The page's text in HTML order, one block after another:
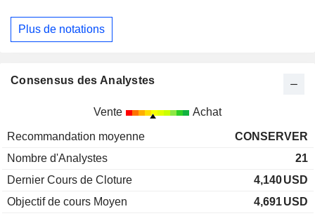
Plus de notations
Consensus des Analystes
Vente Achat
Recommandation moyenne
CONSERVER
Nombre d'Analystes
21
Dernier Cours de Cloture
4,140USD
Objectif de cours Moyen
4,691USD